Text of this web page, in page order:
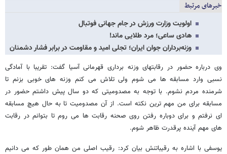
خبرهای مرتبط
اولویت وزارت ورزش در جام جهانی فوتبال
هادی ساعی؛ مرد طلایی ماند!
وزنه‌برداران جوان ایران؛ تجلی امید و مقاومت در برابر فشار دشمنان
وی درباره حضور در رقابتهای وزنه برداری قهرمانی آسیا گفت: تقریبا با آمادگی
نسبی وارد مسابقه ها می شوم ولی تلاش می کنم وزنه های خوبی بزنم تا
شرمنده مردم نشوم. با توجه به مصدومیتی که دو سال پیش داشتم حضور در
مسابقه برای من مهم ترین نکته است. از آن مصدومیت تا به حال هیچ مسابقه
ای نرفتم و برای دوباره رفتن روی صحنه رقابت ها می روم تا بتوانم در رقابت
های مهم آینده پرقدرت ظاهر شوم.
یوسفی با اشاره به رقیباتنش بیان کرد: رقیب اصلی من همان طور که می دانیم